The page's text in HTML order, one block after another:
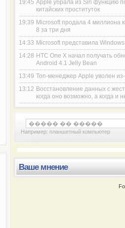
19:45 Apple убрала из Siri функцию
китайских проституток
19:39 Microsoft продала 4 миллиона
8 за три дня
14:33 Microsoft представила
14:28 HTC One X начал получать
Android 4.1 Jelly Bean
13:49 Топ-менеджер Apple уволен из-
13:12 Восстановление данных с
когда оно возможно, а когда и
Например: планшетный компьютер
Ваше мнение